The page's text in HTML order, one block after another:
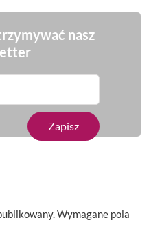
nasz
Wymagane pola